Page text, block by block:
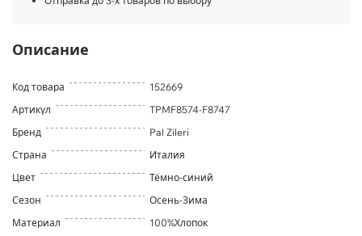
Описание
Код товара
152669
Артикул
TPMF8574-F8747
Бренд
Pal Zileri
Страна
Италия
Цвет
Тёмно-синий
Сезон
Осень-Зима
Материал
100%Хлопок